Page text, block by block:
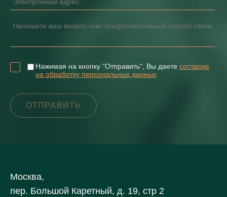
Нажимая на кнопку "Отправить", Вы даете согласие
на обработку персональных данных
Москва,
пер. Большой Каретный, д. 19, стр 2